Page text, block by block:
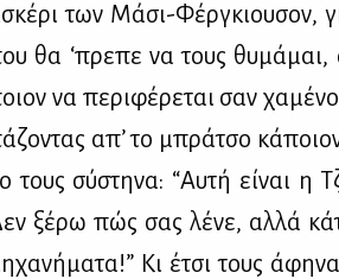
των Μά­σι-Φέρ­γκιου­σον,
θα ‘πρε­πε να τους
να πε­ρι­φέ­ρε­ται σαν
απ’ το μπρά­τσο
τους σύ­στη­να: “Αυ­τή εί­ναι η
ξέ­ρω πώς σας λέ­νε, αλ­λά
Κι έτσι τους